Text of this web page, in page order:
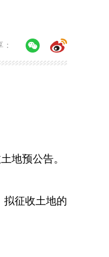
地预公告。
征收土地的